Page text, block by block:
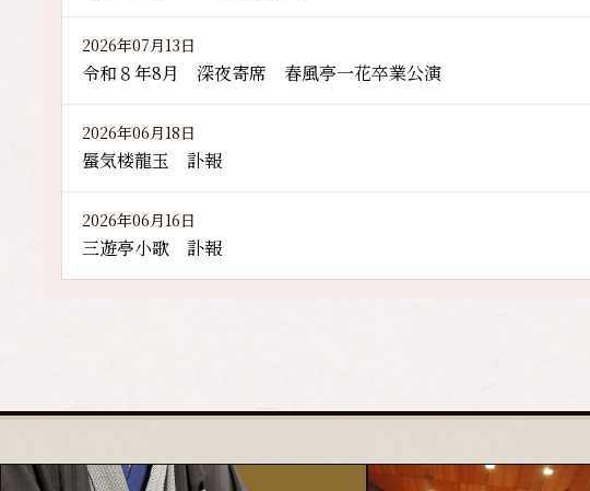
2026年07月13日
令和８年8月 深夜寄席 春風亭一花卒業公演
2026年06月18日
蜃気楼龍玉 訃報
2026年06月16日
三遊亭小歌 訃報